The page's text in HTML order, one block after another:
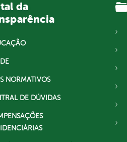
da
NORMATIVOS
DE DÚVIDAS